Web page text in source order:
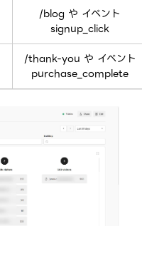
/blog や イベント
signup_click
/thank-you や イベント
purchase_complete